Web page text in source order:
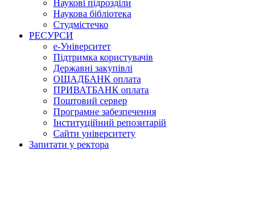
Наукові підрозділи
Наукова бібліотека
Студмістечко
РЕСУРСИ
е-Університет
Підтримка користувачів
Державні закупівлі
ОЩАДБАНК оплата
ПРИВАТБАНК оплата
Поштовий сервер
Програмне забезпечення
Інституційний репозитарій
Сайти університету
Запитати у ректора